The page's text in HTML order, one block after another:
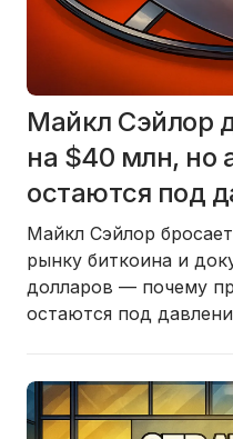
Майкл Сэйлор
на $40 млн, но
остаются под
Майкл Сэйлор
рынку биткоина и
долларов — почему
остаются под